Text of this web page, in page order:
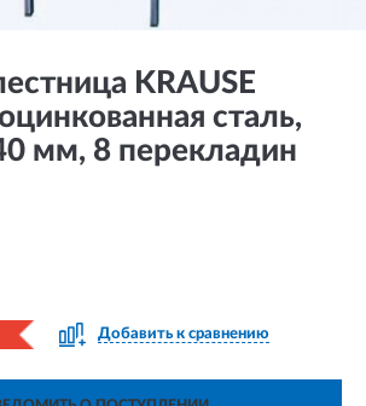
KRAUSE
сталь,
мм, 8 перекладин
Добавить к сравнению